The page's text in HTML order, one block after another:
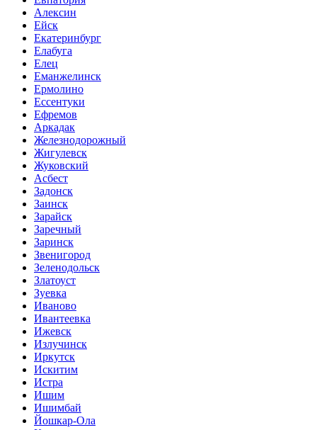
Алексин
Ейск
Екатеринбург
Елабуга
Елец
Еманжелинск
Ермолино
Ессентуки
Ефремов
Аркадак
Железнодорожный
Жигулевск
Жуковский
Асбест
Задонск
Заинск
Зарайск
Заречный
Заринск
Звенигород
Зеленодольск
Златоуст
Зуевка
Иваново
Ивантеевка
Ижевск
Излучинск
Иркутск
Искитим
Истра
Ишим
Ишимбай
Йошкар-Ола